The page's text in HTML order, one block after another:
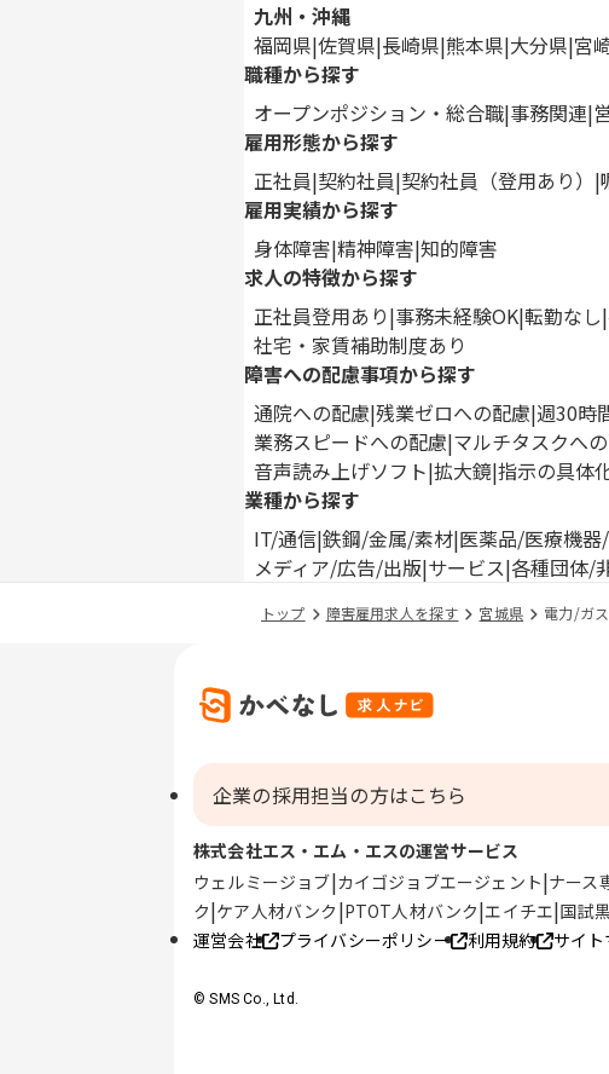
九州・沖縄
福岡県 佐賀県 長崎県 熊本県 大分県 宮
職種から探す
オープンポジション・総合職 事務関連
雇用形態から探す
正社員 契約社員 契約社員（登用あり）
雇用実績から探す
身体障害 精神障害 知的障害
求人の特徴から探す
正社員登用あり 事務未経験OK 転勤なし
社宅・家賃補助制度あり
障害への配慮事項から探す
通院への配慮 残業ゼロへの配慮 週30時
業務スピードへの配慮 マルチタスクへ
音声読み上げソフト 拡大鏡 指示の具体
業種から探す
IT/通信 鉄鋼/金属/素材 医薬品/医療機
メディア/広告/出版 サービス 各種団体/
トップ 障害雇用求人を探す 宮城県 電力/ガ
企業の採用担当の方はこちら
株式会社エス・エム・エスの運営サービス
ウェルミージョブ カイゴジョブエージェント ナース
ク ケア人材バンク PTOT人材バンク エイチエ 国試
運営会社
プライバシーポリシー 利用規約 サイ
© SMS Co., Ltd.